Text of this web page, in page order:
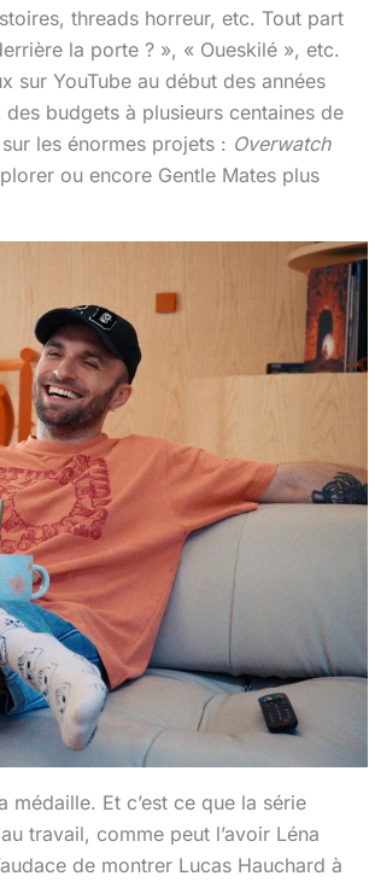
threads horreur, etc. Tout part
la porte ? », « Oueskilé », etc.
sur YouTube au début des années
des budgets à plusieurs centaines de
les énormes projets : Overwatch
ou encore Gentle Mates plus
médaille. Et c’est ce que la série
travail, comme peut l’avoir Léna
de montrer Lucas Hauchard à